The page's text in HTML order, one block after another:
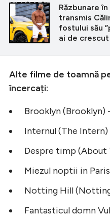
CITEȘTE ȘI
Răzbunare
transmis
fostului său
ai de
Alte filme de toamnă
încercați:
Brooklyn (Brooklyn)
Internul (The Intern)
Despre timp (About
Miezul noptii in
Notting Hill
Fantasticul domn